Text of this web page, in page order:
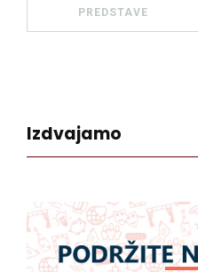
PREDSTAVE
Izdvajamo